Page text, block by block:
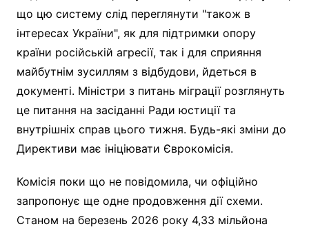
що цю систему слід переглянути "також в
інтересах України", як для підтримки опору
країни російській агресії, так і для сприяння
майбутнім зусиллям з відбудови, йдеться в
документі. Міністри з питань міграції розглянуть
це питання на засіданні Ради юстиції та
внутрішніх справ цього тижня. Будь-які зміни до
Директиви має ініціювати Єврокомісія.
Комісія поки що не повідомила, чи офіційно
запропонує ще одне продовження дії схеми.
Станом на березень 2026 року 4,33 мільйона